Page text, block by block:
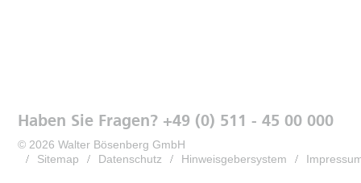
Haben Sie Fragen? +49 (0) 511 - 45 00 000
© 2026 Walter Bösenberg GmbH
Sitemap
Datenschutz Hinweisgebersystem